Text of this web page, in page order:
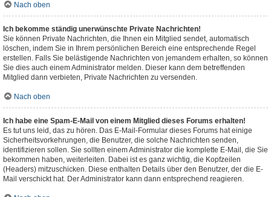
Nach oben
Ich bekomme ständig unerwünschte Private Nachrichten!
Sie können Private Nachrichten, die Ihnen ein Mitglied sendet, automatisch
löschen, indem Sie in Ihrem persönlichen Bereich eine entsprechende Regel
erstellen. Falls Sie belästigende Nachrichten von jemandem erhalten, so können
Sie dies auch einem Administrator melden. Dieser kann dem betreffenden
Mitglied dann verbieten, Private Nachrichten zu versenden.
Nach oben
Ich habe eine Spam-E-Mail von einem Mitglied dieses Forums erhalten!
Es tut uns leid, das zu hören. Das E-Mail-Formular dieses Forums hat einige
Sicherheitsvorkehrungen, die Benutzer, die solche Nachrichten senden,
identifizieren sollen. Sie sollten einem Administrator die komplette E-Mail, die Sie
bekommen haben, weiterleiten. Dabei ist es ganz wichtig, die Kopfzeilen
(Headers) mitzuschicken. Diese enthalten Details über den Benutzer, der die E-
Mail verschickt hat. Der Administrator kann dann entsprechend reagieren.